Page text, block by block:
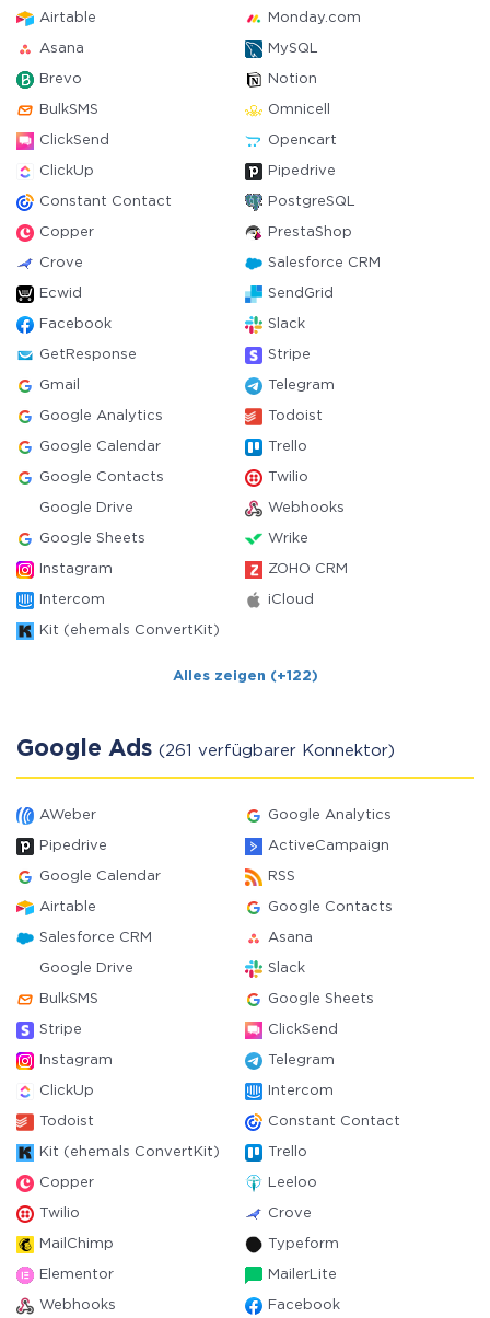
Airtable Monday.com
Asana MySQL
Brevo Notion
BulkSMS Omnicell
ClickSend Opencart
ClickUp Pipedrive
Constant Contact PostgreSQL
Copper PrestaShop
Crove Salesforce CRM
Ecwid SendGrid
Facebook Slack
GetResponse Stripe
Gmail Telegram
Google Analytics Todoist
Google Calendar Trello
Google Contacts Twilio
Google Drive Webhooks
Google Sheets Wrike
Instagram ZOHO CRM
Intercom iCloud
Kit (ehemals ConvertKit)
Alles zeigen (+122)
Google Ads (261 verfügbarer Konnektor)
AWeber Google Analytics
Pipedrive ActiveCampaign
Google Calendar RSS
Airtable Google Contacts
Salesforce CRM Asana
Google Drive Slack
BulkSMS Google Sheets
Stripe ClickSend
Instagram Telegram
ClickUp Intercom
Todoist Constant Contact
Kit (ehemals ConvertKit) Trello
Copper Leeloo
Twilio Crove
MailChimp Typeform
Elementor MailerLite
Webhooks Facebook